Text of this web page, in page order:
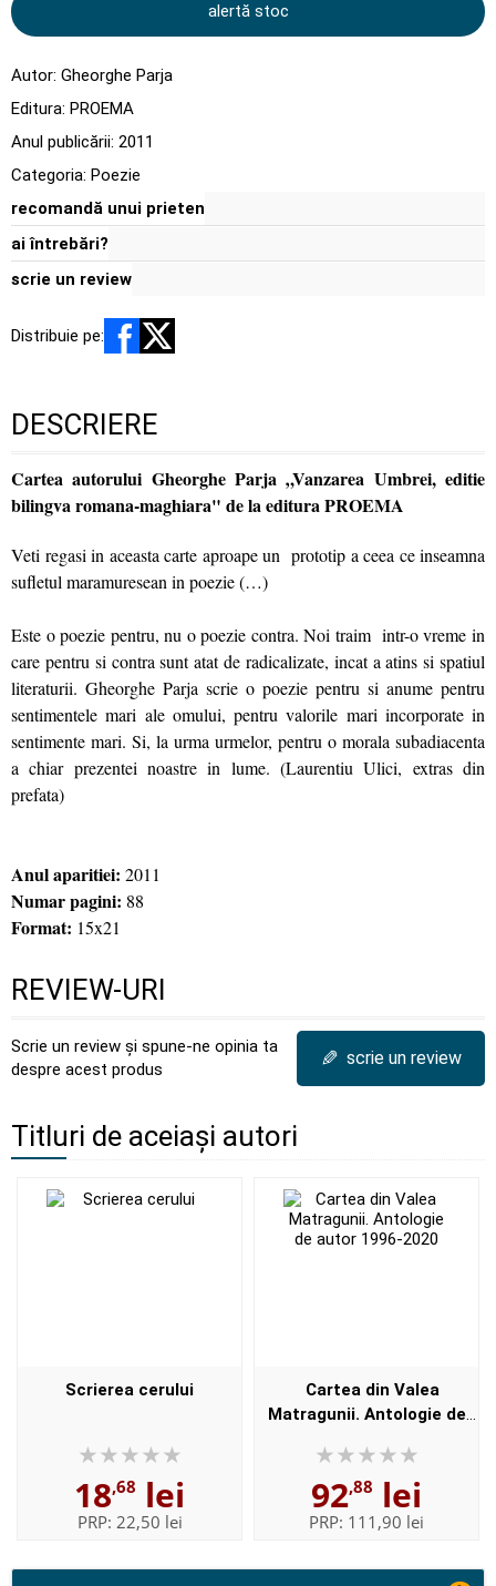
alertă stoc
Autor: Gheorghe Parja
Editura: PROEMA
Anul publicării: 2011
Categoria: Poezie
recomandă unui prieten
ai întrebări?
scrie un review
Distribuie pe:
DESCRIERE
Cartea autorului Gheorghe Parja „Vanzarea Umbrei, editie
bilingva romana-maghiara" de la editura PROEMA
Veti regasi in aceasta carte aproape un prototip a ceea ce inseamna
sufletul maramuresean in poezie (…)
Este o poezie pentru, nu o poezie contra. Noi traim intr-o vreme in
care pentru si contra sunt atat de radicalizate, incat a atins si spatiul
literaturii. Gheorghe Parja scrie o poezie pentru si anume pentru
sentimentele mari ale omului, pentru valorile mari incorporate in
sentimente mari. Si, la urma urmelor, pentru o morala subadiacenta
a chiar prezentei noastre in lume. (Laurentiu Ulici, extras din
prefata)
Anul aparitiei: 2011
Numar pagini: 88
Format: 15x21
REVIEW-URI
Scrie un review și spune-ne opinia ta
despre acest produs
✎ scrie un review
Titluri de aceiași autori
Scrierea cerului
18,68 lei
PRP: 22,50 lei
Cartea din Valea
Matragunii. Antologie de
92,88 lei
PRP: 111,90 lei